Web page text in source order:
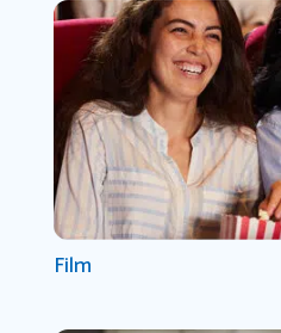
Film